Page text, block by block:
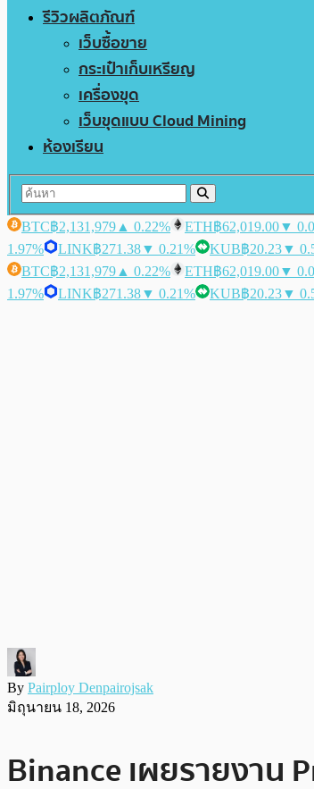
รีวิวผลิตภัณฑ์
เว็บซื้อขาย
กระเป๋าเก็บเหรียญ
เครื่องขุด
เว็บขุดแบบ Cloud Mining
ห้องเรียน
BTC฿2,131,979 ▲ 0.22% ETH฿62,019.00▼
1.97%
LINK฿271.38▼ 0.21% KUB฿20.23▼
BTC฿2,131,979 ▲ 0.22% ETH฿62,019.00▼
1.97%
LINK฿271.38▼ 0.21% KUB฿20.23▼
By Pairploy Denpairojsak
มิถุนายน 18, 2026
Binance เผยรายงาน